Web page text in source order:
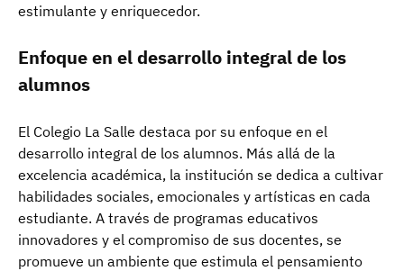
estimulante y enriquecedor.
Enfoque en el desarrollo integral de los
alumnos
El Colegio La Salle destaca por su enfoque en el
desarrollo integral de los alumnos. Más allá de la
excelencia académica, la institución se dedica a cultivar
habilidades sociales, emocionales y artísticas en cada
estudiante. A través de programas educativos
innovadores y el compromiso de sus docentes, se
promueve un ambiente que estimula el pensamiento